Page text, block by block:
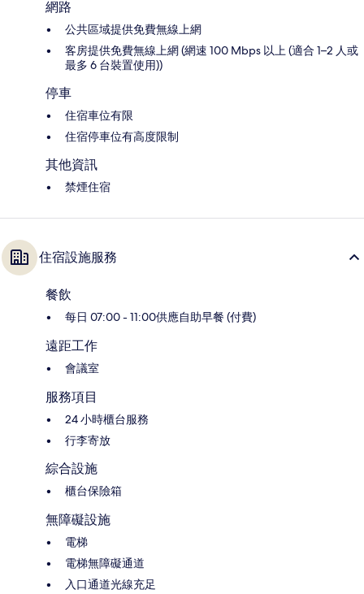
網路
公共區域提供免費無線上網
客房提供免費無線上網 (網速 100 Mbps 以上 (適合 1–2 人或
最多 6 台裝置使用))
停車
住宿車位有限
住宿停車位有高度限制
其他資訊
禁煙住宿
住宿設施服務
餐飲
每日 07:00 - 11:00供應自助早餐 (付費)
遠距工作
會議室
服務項目
24 小時櫃台服務
行李寄放
綜合設施
櫃台保險箱
無障礙設施
電梯
電梯無障礙通道
入口通道光線充足